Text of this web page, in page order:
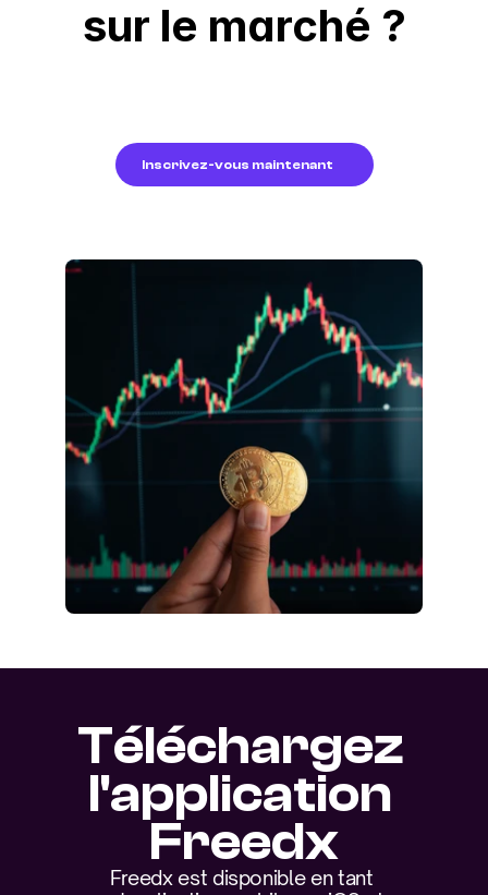
sur le marché ?
Inscrivez-vous maintenant
Téléchargez
l'application
Freedx
Freedx est disponible en tant